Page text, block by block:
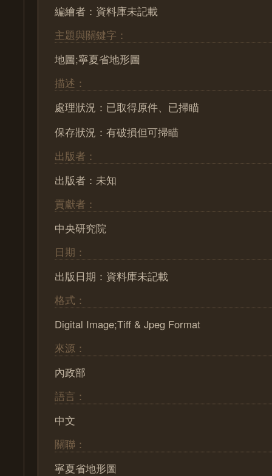
編繪者：資料庫未記載
主題與關鍵字：
地圖;寧夏省地形圖
描述：
處理狀況：已取得原件、已掃瞄
保存狀況：有破損但可掃瞄
出版者：
出版者：未知
貢獻者：
中央研究院
日期：
出版日期：資料庫未記載
格式：
Digital Image;Tiff & Jpeg Format
來源：
內政部
語言：
中文
關聯：
寧夏省地形圖